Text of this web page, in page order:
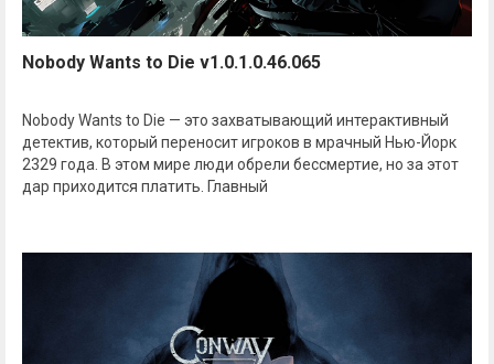
Nobody Wants to Die v1.0.1.0.46.065
Nobody Wants to Die — это захватывающий интерактивный
детектив, который переносит игроков в мрачный Нью-Йорк
2329 года. В этом мире люди обрели бессмертие, но за этот
дар приходится платить. Главный